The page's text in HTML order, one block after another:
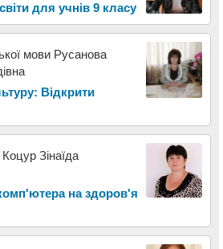
для учнів 9 класу
мови Русанова
Відкрити
Коцур Зінаїда
на здоров'я